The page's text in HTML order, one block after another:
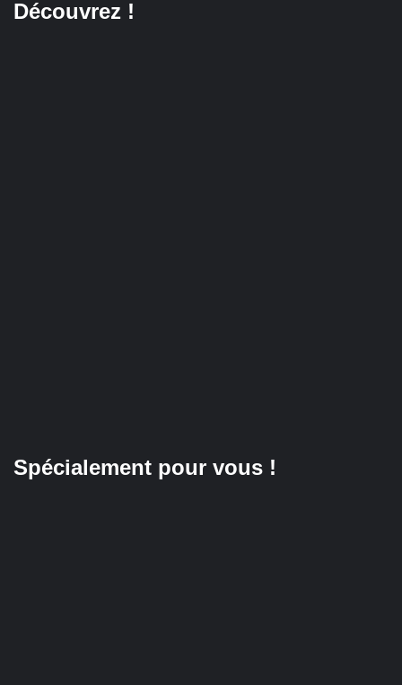
Découvrez !
Spécialement pour vous !